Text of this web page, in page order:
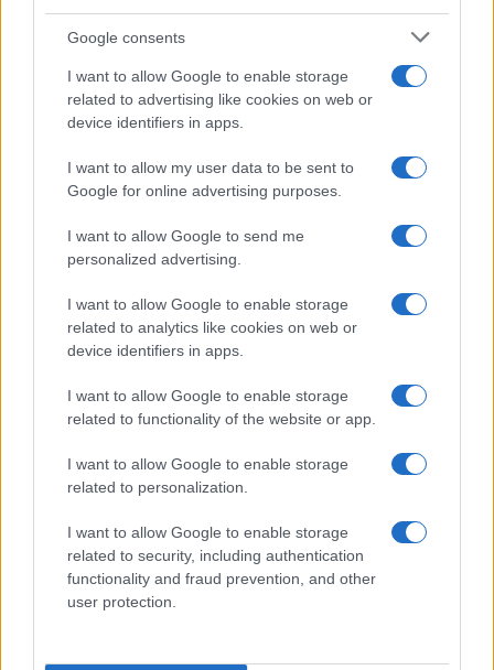
Google consents
I want to allow Google to enable storage
related to advertising like cookies on web or
device identifiers in apps.
I want to allow my user data to be sent to
Google for online advertising purposes.
I want to allow Google to send me
personalized advertising.
I want to allow Google to enable storage
related to analytics like cookies on web or
device identifiers in apps.
I want to allow Google to enable storage
related to functionality of the website or app.
I want to allow Google to enable storage
related to personalization.
I want to allow Google to enable storage
related to security, including authentication
functionality and fraud prevention, and other
user protection.